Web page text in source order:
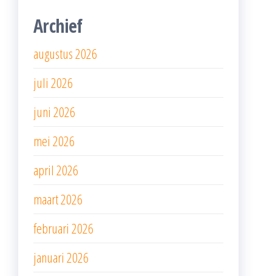
Archief
augustus 2026
juli 2026
juni 2026
mei 2026
april 2026
maart 2026
februari 2026
januari 2026